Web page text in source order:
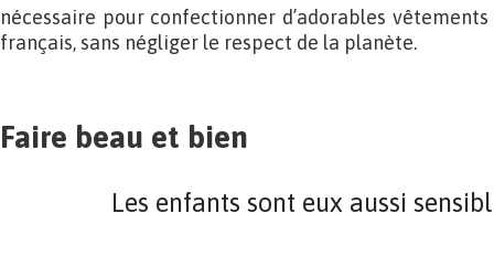
nécessaire pour confectionner d’adorables
français, sans négliger le respect de la planète.
Faire beau et bien
Les enfants sont eux aussi